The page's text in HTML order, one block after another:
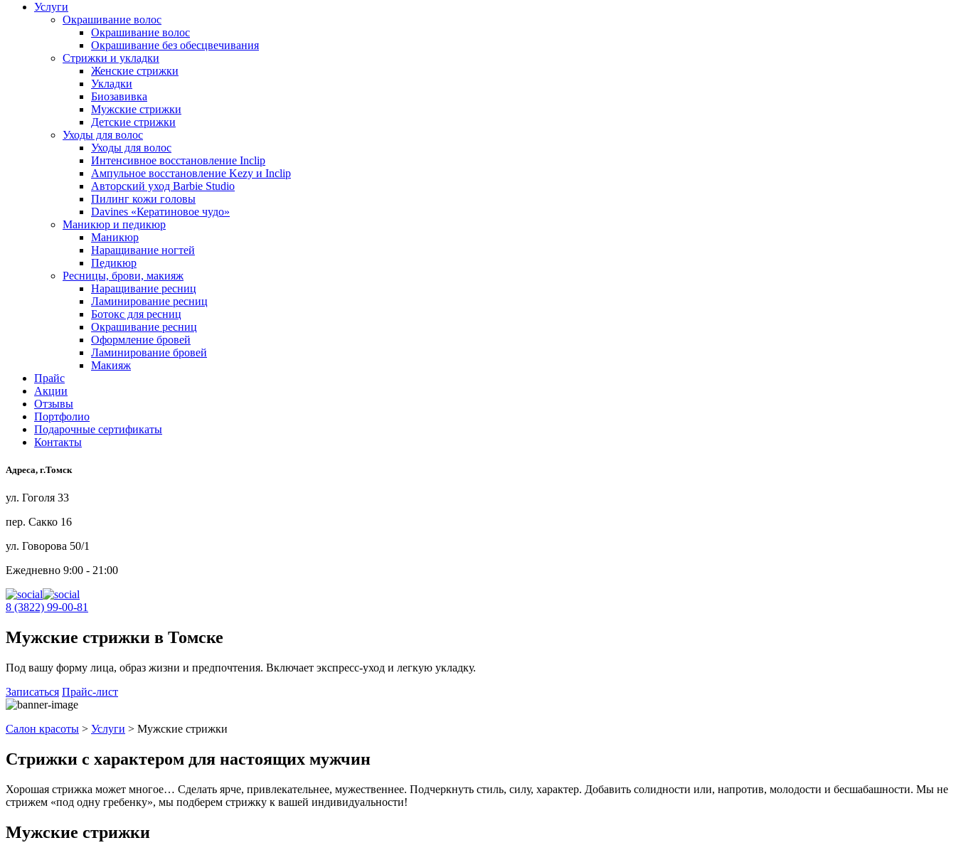
Услуги
Окрашивание волос
Окрашивание волос
Окрашивание без обесцвечивания
Стрижки и укладки
Женские стрижки
Укладки
Биозавивка
Мужские стрижки
Детские стрижки
Уходы для волос
Уходы для волос
Интенсивное восстановление Inclip
Ампульное восстановление Kezy и Inclip
Авторский уход Barbie Studio
Пилинг кожи головы
Davines «Кератиновое чудо»
Маникюр и педикюр
Маникюр
Наращивание ногтей
Педикюр
Ресницы, брови, макияж
Наращивание ресниц
Ламинирование ресниц
Ботокс для ресниц
Окрашивание ресниц
Оформление бровей
Ламинирование бровей
Макияж
Прайс
Акции
Отзывы
Портфолио
Подарочные сертификаты
Контакты
Адреса, г.Томск
ул. Гоголя 33
пер. Сакко 16
ул. Говорова 50/1
Ежедневно 9:00 - 21:00
8 (3822) 99-00-81
Мужские стрижки в Томске
Под вашу форму лица, образ жизни и предпочтения. Включает экспресс-уход и легкую укладку.
Записаться Прайс-лист
Салон красоты > Услуги > Мужские стрижки
Стрижки с характером для настоящих мужчин
Хорошая стрижка может многое… Сделать ярче, привлекательнее, мужественнее. Подчеркнуть стиль, силу, характер. Добавить солидности или, напротив, молодости и бесшабашности. Мы не
стрижем «под одну гребенку», мы подберем стрижку к вашей индивидуальности!
Мужские стрижки